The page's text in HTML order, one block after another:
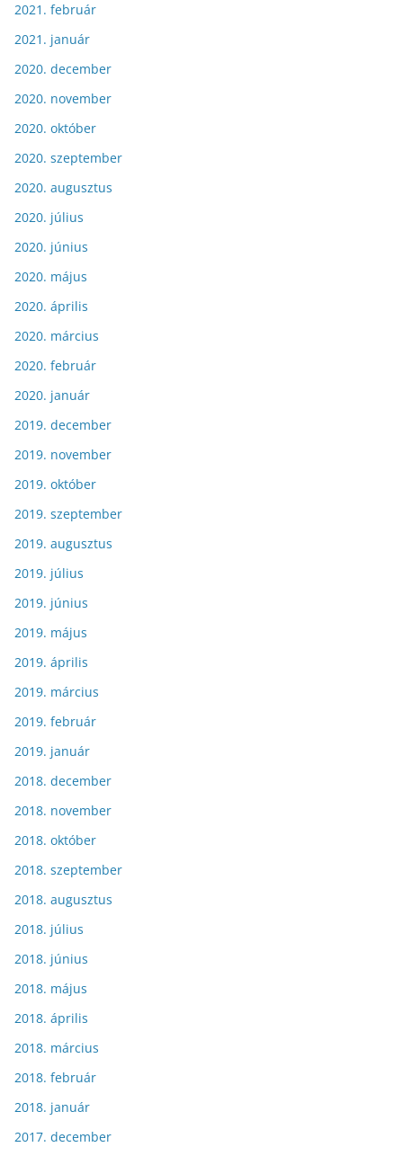
2021. február
2021. január
2020. december
2020. november
2020. október
2020. szeptember
2020. augusztus
2020. július
2020. június
2020. május
2020. április
2020. március
2020. február
2020. január
2019. december
2019. november
2019. október
2019. szeptember
2019. augusztus
2019. július
2019. június
2019. május
2019. április
2019. március
2019. február
2019. január
2018. december
2018. november
2018. október
2018. szeptember
2018. augusztus
2018. július
2018. június
2018. május
2018. április
2018. március
2018. február
2018. január
2017. december